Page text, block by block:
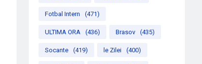
Fotbal Intern (471)
ULTIMA ORA (436) Brasov (435)
Socante (419) le Zilei (400)